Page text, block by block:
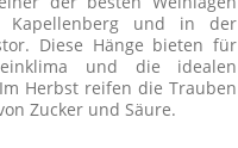
Kapellenberg und in der
Diese Hänge bieten für
und die idealen
Herbst reifen die Trauben
Zucker und Säure.